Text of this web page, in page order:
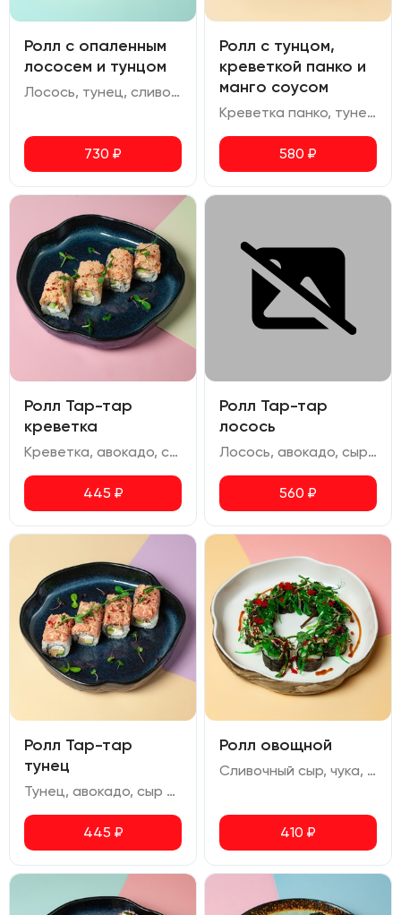
Ролл с опаленным
лососем и тунцом
Лосось, тунец, сливочный сыр, огурец, кранч лук, соус спайси, ореховый соус, икра масаго
730 ₽
Ролл с тунцом,
креветкой панко и
манго соусом
Креветка панко, тунец, огурец, сливочный сыр, манго соус, соус терияки
580 ₽
Ролл Тар-тар
креветка
Креветка, авокадо, сыр сливочный, омлет, соус спайси, перец чили сушеный
445 ₽
Ролл Тар-тар
лосось
Лосось, авокадо, сыр сливочный, омлет, соус спайси, перец чили сушеный
560 ₽
Ролл Тар-тар
тунец
Тунец, авокадо, сыр сливочный, омлет, соус спайси, перец чили сушеный
445 ₽
Ролл овощной
Сливочный сыр, чука, перец болгарский, авокадо, огурец, помидор черри, икра масаго, ореховый соус, соус терияки
410 ₽